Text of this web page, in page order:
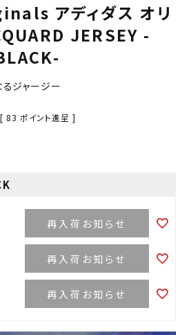
アディダス オリ
JERSEY -
ジャージー
83 ポイント進呈 ]
再入荷お知らせ
再入荷お知らせ
再入荷お知らせ